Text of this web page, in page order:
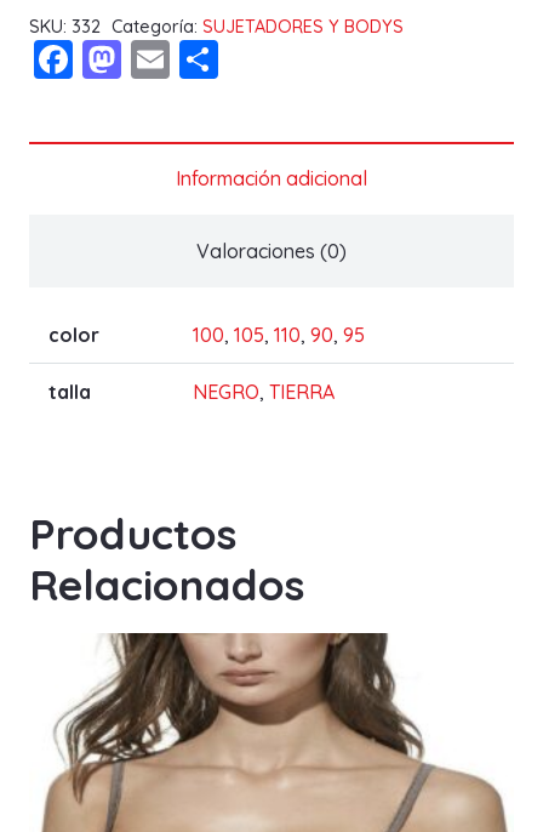
D
cantidad
SKU: 332 Categoría: SUJETADORES Y BODYS
Facebook
Mastodon
Email
Información adicional
Valoraciones (0)
color 100, 105, 110, 90, 95
talla NEGRO, TIERRA
Productos
Relacionados